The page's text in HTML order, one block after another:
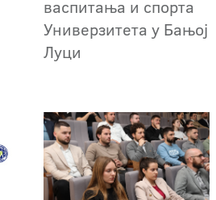
васпитања и спорта
Универзитета у Бањој
Луци